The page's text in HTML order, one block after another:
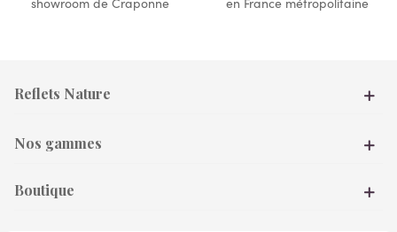
Reflets Nature
Nos gammes
Boutique